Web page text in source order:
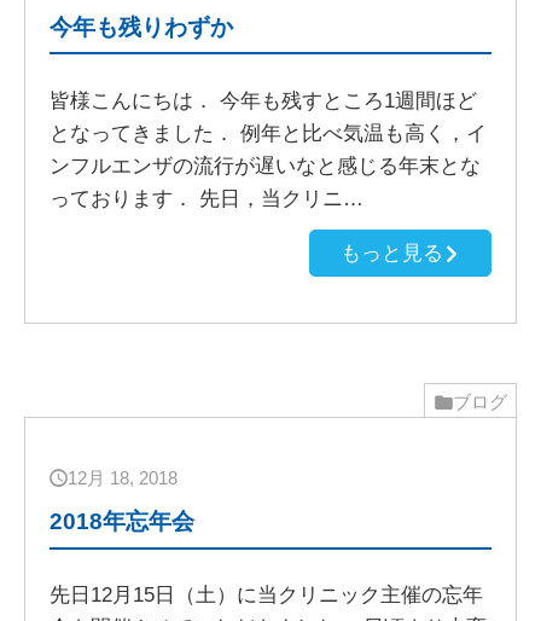
今年も残りわずか
皆様こんにちは． 今年も残すところ1週間ほど
となってきました． 例年と比べ気温も高く，イ
ンフルエンザの流行が遅いなと感じる年末とな
っております． 先日，当クリニ…
もっと見る
ブログ
12月 18, 2018
2018年忘年会
先日12月15日（土）に当クリニック主催の忘年